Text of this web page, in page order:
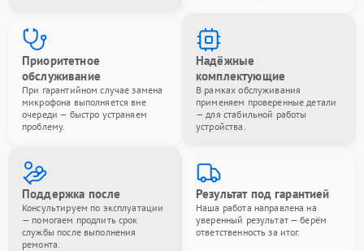
Приоритетное
обслуживание
При гарантийном случае замена
микрофона выполняется вне
очереди — быстро устраняем
проблему.
Надёжные
комплектующие
В рамках обслуживания
применяем проверенные детали
— для стабильной работы
устройства.
Поддержка после
Консультируем по эксплуатации
— помогаем продлить срок
службы после выполнения
ремонта.
Результат под гарантией
Наша работа направлена на
уверенный результат — берём
ответственность за итог.